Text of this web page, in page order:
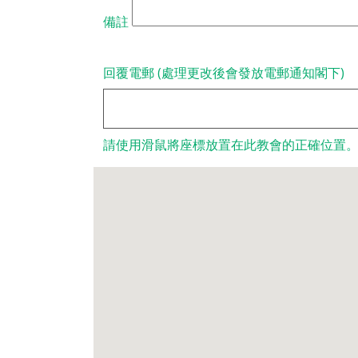
備註
回覆電郵 (處理更改後會發放電郵通知閣下)
請使用滑鼠將座標放置在此教會的正確位置。